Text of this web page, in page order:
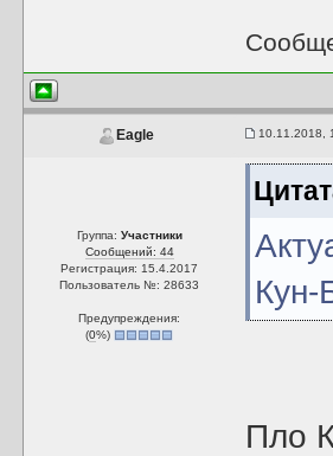
Eagle 10.11.2018,
Группа: Участники
Сообщений: 44
Регистрация: 15.4.2017
Пользователь №: 28633
Предупреждения:
(0%)
Пло